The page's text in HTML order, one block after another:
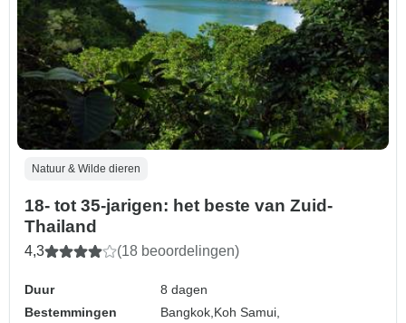
Natuur & Wilde dieren
18- tot 35-jarigen: het beste van Zuid-
Thailand
4,3 (18 beoordelingen)
Duur
8 dagen
Bestemmingen
Bangkok, Koh Samui,